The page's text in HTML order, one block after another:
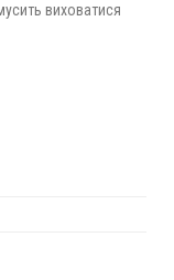
виховатися